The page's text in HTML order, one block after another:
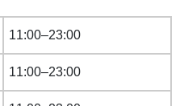
11:00–23:00
11:00–23:00